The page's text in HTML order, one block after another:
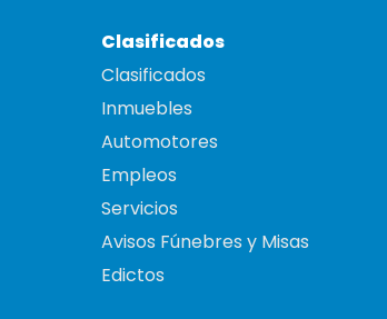
Clasificados
Clasificados
Inmuebles
Automotores
Empleos
Servicios
Avisos Fúnebres y Misas
Edictos